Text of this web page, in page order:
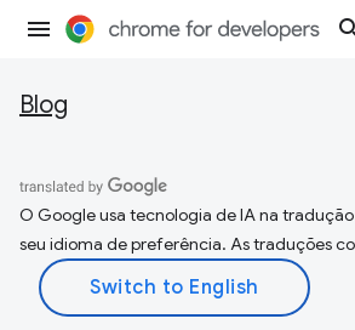
Blog
O Google usa tecnologia de IA na
seu idioma de preferência. As traduções